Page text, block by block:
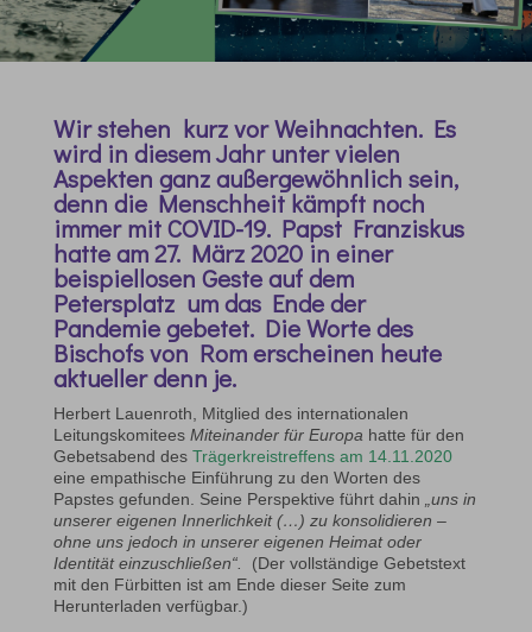
Wir stehen kurz vor Weihnachten. Es
wird in diesem Jahr unter vielen
Aspekten ganz außergewöhnlich sein,
denn die Menschheit kämpft noch
immer mit COVID-19. Papst Franziskus
hatte am 27. März 2020 in einer
beispiellosen Geste auf dem
Petersplatz um das Ende der
Pandemie gebetet. Die Worte des
Bischofs von Rom erscheinen heute
aktueller denn je.
Herbert Lauenroth, Mitglied des internationalen
Leitungskomitees Miteinander für Europa hatte für den
Gebetsabend des Trägerkreistreffens am 14.11.2020
eine empathische Einführung zu den Worten des
Papstes gefunden. Seine Perspektive führt dahin
„uns in
unserer eigenen Innerlichkeit (…) zu konsolidieren –
ohne uns jedoch in unserer eigenen Heimat oder
Identität einzuschließen“.
(Der vollständige Gebetstext
mit den Fürbitten ist am Ende dieser Seite zum
Herunterladen verfügbar.)